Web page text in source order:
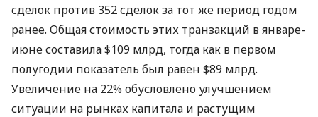
сделок против 352 сделок за тот же период годом
ранее. Общая стоимость этих транзакций в январе-
июне составила $109 млрд, тогда как в первом
полугодии показатель был равен $89 млрд.
Увеличение на 22% обусловлено улучшением
ситуации на рынках капитала и растущим